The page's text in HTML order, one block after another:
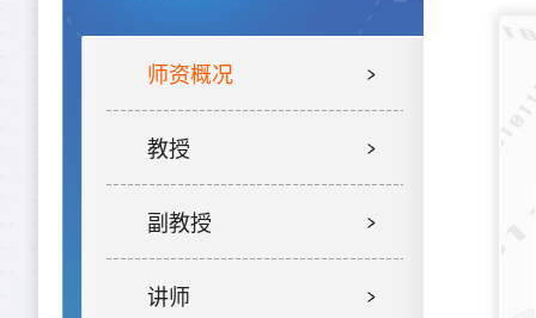
师资概况
教授
副教授
讲师